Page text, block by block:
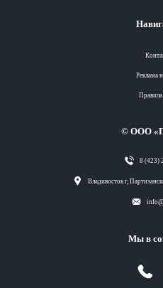
Реклама
Правила
© ООО
8 (423)
Владивосток г,
Мы в